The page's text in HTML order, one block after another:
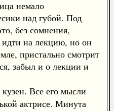
немало
над губой. Под
без сомнения,
идти на лекцию, но он
пристально смотрит
забыл и о лекции и
Все его мысли
актрисе. Минута